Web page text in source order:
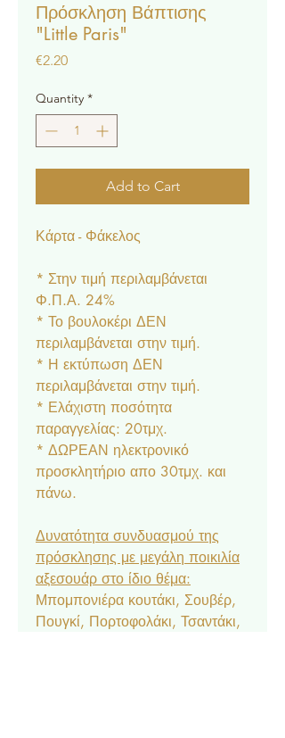
Πρόσκληση Βάπτισης
"Little Paris"
€2.20Price
Quantity *
Add to Cart
Κάρτα - Φάκελος
* Στην τιμή περιλαμβάνεται
Φ.Π.Α. 24%
* Το βουλοκέρι ΔΕΝ
περιλαμβάνεται στην τιμή.
* Η εκτύπωση ΔΕΝ
περιλαμβάνεται στην τιμή.
* Ελάχιστη ποσότητα
παραγγελίας: 20τμχ.
* ΔΩΡΕΑΝ ηλεκτρονικό
προσκλητήριο απο 30τμχ. και
πάνω.
Δυνατότητα συνδυασμού της
πρόσκλησης με μεγάλη ποικιλία
αξεσουάρ στο ίδιο θέμα:
Μπομπονιέρα κουτάκι, Σουβέρ,
Πουγκί, Πορτοφολάκι, Τσαντάκι,